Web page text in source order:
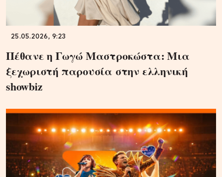
25.05.2026, 9:23
Πέθανε η Γωγώ Μαστροκώστα: Μια
ξεχωριστή παρουσία στην ελληνική
showbiz